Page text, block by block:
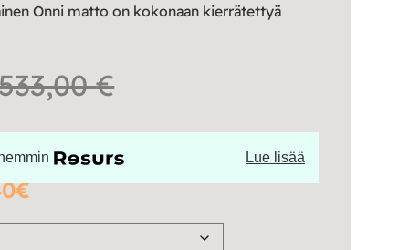
Onni matto on kokonaan kierrätettyä
€Hintaluokka:
100,00 €
-
533,00 €
Lue lisää